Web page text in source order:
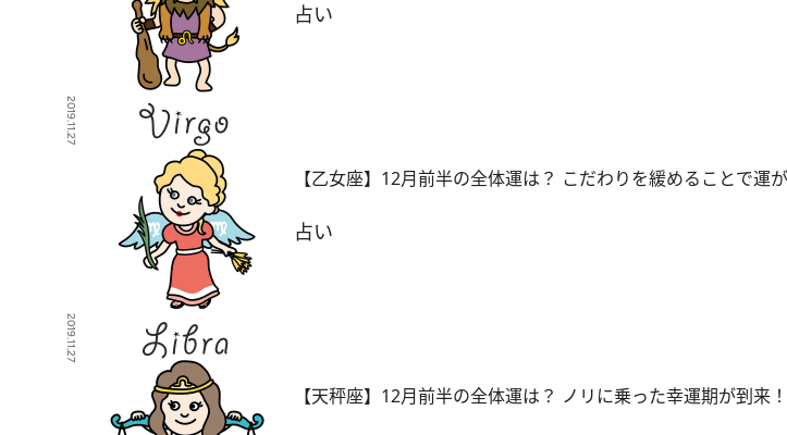
占い
2019.11.27
【乙女座】12月前半の全体運は？ こだわりを緩めることで運
占い
2019.11.27
【天秤座】12月前半の全体運は？ ノリに乗った幸運期が到来！